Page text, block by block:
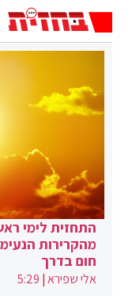
התחזית לימי
מהקרירות
חום בדרך
אלי שפירא|
5:29